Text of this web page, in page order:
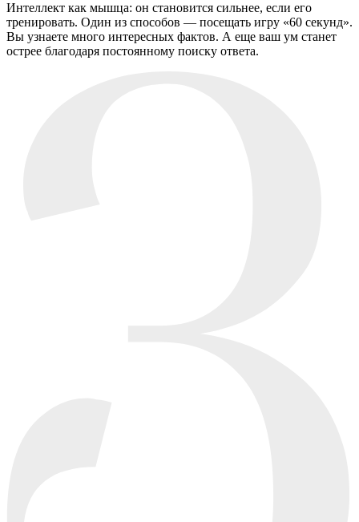
Интеллект как мышца: он становится сильнее, если его
тренировать. Один из способов — посещать игру «60 секунд».
Вы узнаете много интересных фактов. А еще ваш ум станет
острее благодаря постоянному поиску ответа.